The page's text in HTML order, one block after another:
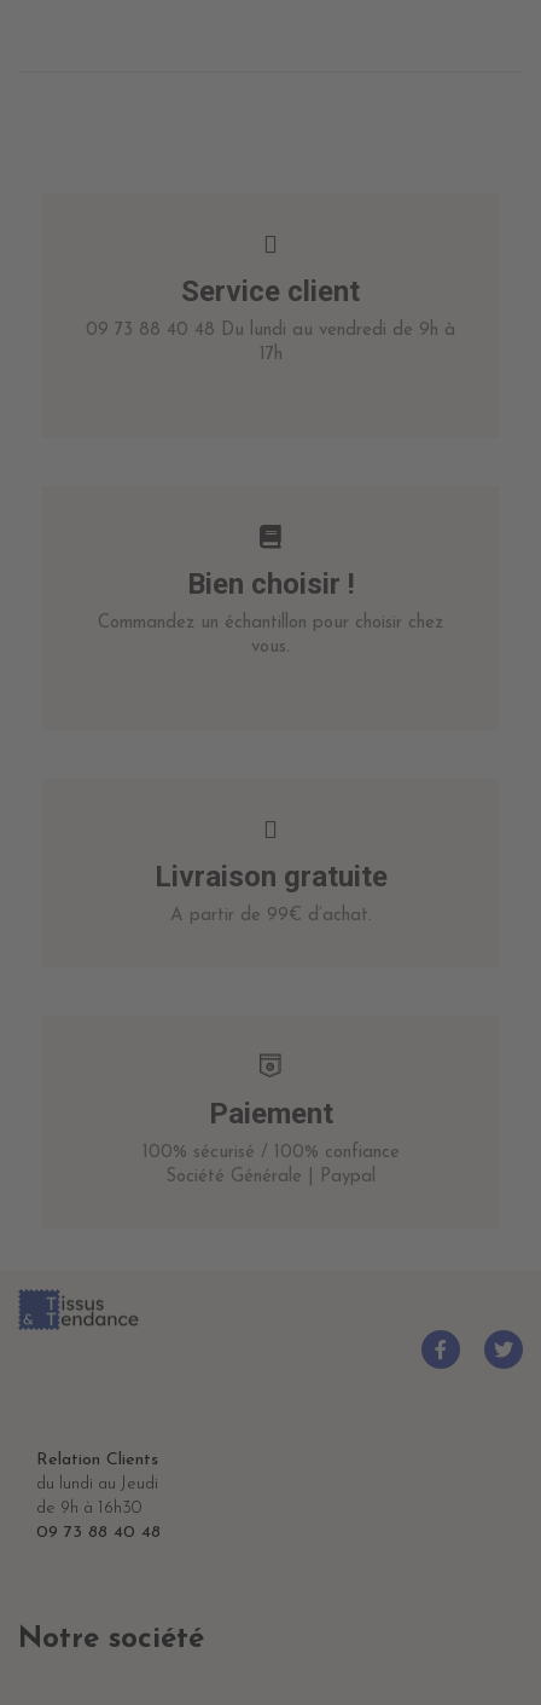
Service client
09 73 88 40 48 Du lundi au vendredi de 9h à
17h
Bien choisir !
Commandez un échantillon pour choisir chez
vous.
Livraison gratuite
A partir de 99€ d’achat.
Paiement
100% sécurisé / 100% confiance
Société Générale | Paypal
Relation Clients
du lundi au Jeudi
de 9h à 16h30
09 73 88 40 48
Notre société